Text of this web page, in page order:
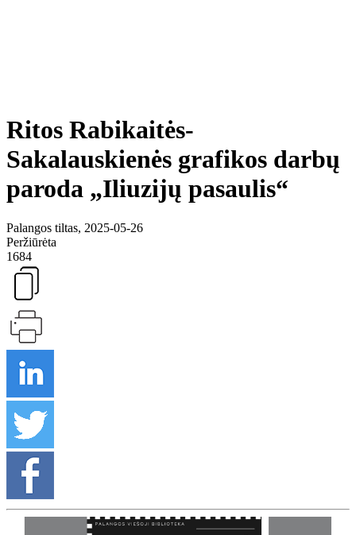
Ritos Rabikaitės-
Sakalauskienės grafikos darbų
paroda „Iliuzijų pasaulis“
Palangos tiltas, 2025-05-26
Peržiūrėta
1684